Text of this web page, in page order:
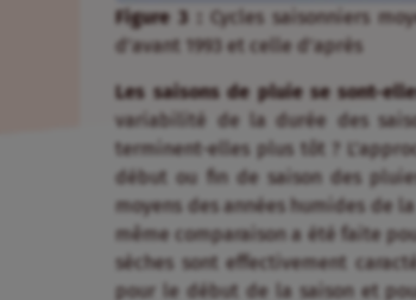
Figure 3 :
Cycles saisonniers
d’avant 1993 et celle d’après
Les saisons de pluie se sont-
variabilité de la durée des
terminent-elles plus tôt ?
début ou fin de saison des
moyens des années humides de
même comparaison a été faite
sèches sont effectivement
pour le début de la saison et